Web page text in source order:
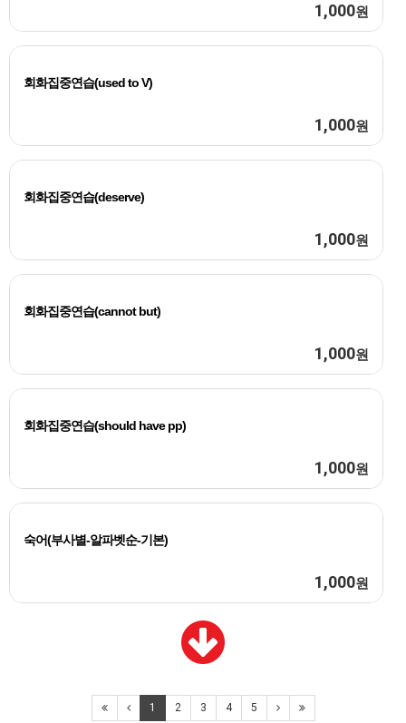
1,000원
회화집중연습(used to V)
1,000원
회화집중연습(deserve)
1,000원
회화집중연습(cannot but)
1,000원
회화집중연습(should have pp)
1,000원
숙어(부사별-알파벳순-기본)
1,000원
1 2 3 4 5